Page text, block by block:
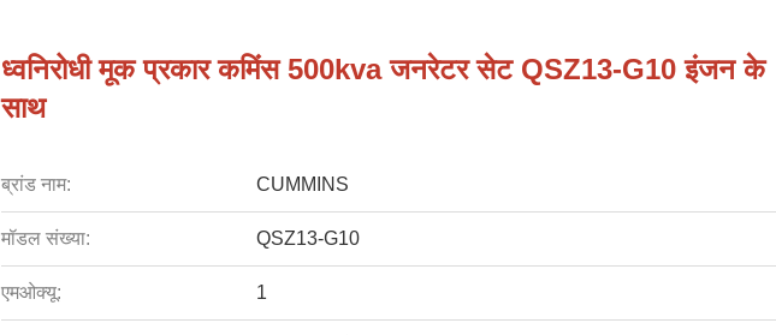
ध्वनिरोधी मूक प्रकार कमिंस 500kva जनरेटर सेट QSZ13-G10 इंजन के
साथ
ब्रांड नाम: CUMMINS
मॉडल संख्या: QSZ13-G10
एमओक्यू: 1